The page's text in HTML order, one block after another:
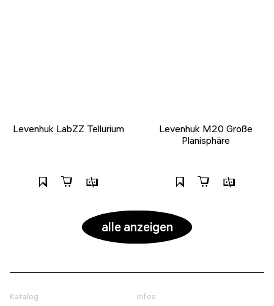
Levenhuk LabZZ Tellurium
Levenhuk M20 Große
Planisphäre
alle anzeigen
Katalog
Infos